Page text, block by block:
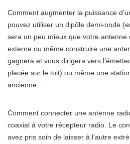
Comment augmenter la puissance
pouvez utiliser un dipôle demi-onde
sera un peu mieux que votre
externe ou même construire une
gagnera et vous dirigera vers
placée sur le toit) ou même une
ancienne…
Comment connecter une antenne
coaxial à votre récepteur radio. Le
avez pris soin de laisser à l’autre